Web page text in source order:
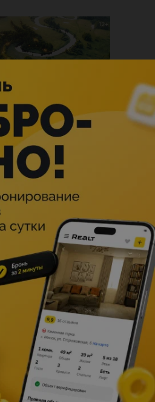
история под названием
это коктейль из лёгких,
всем нам песен. В этот
главном, а романтика и
нам в этом обязательно
с любимыми хитами Юрия
Игоря Крутого, Жанны
Валерия Сюткина и
год Владимира Мулявина
к творчеству ВИА «Песняры»,
завоевали сердца миллионов.
хиты знаменитого